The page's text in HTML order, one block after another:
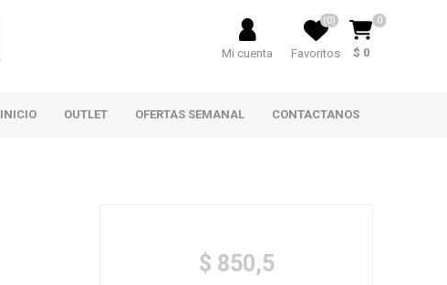
Mi cuenta Favoritos
(0) 0
$ 0
INICIO OUTLET OFERTAS SEMANAL CONTACTANOS
$ 850,5